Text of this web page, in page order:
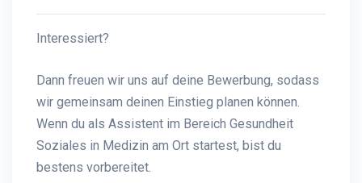
Interessiert?
Dann freuen wir uns auf deine Bewerbung, sodass
wir gemeinsam deinen Einstieg planen können.
Wenn du als Assistent im Bereich Gesundheit
Soziales in Medizin am Ort startest, bist du
bestens vorbereitet.